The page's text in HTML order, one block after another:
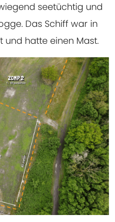
seetüchtig und
Das Schiff war in
und hatte einen Mast.